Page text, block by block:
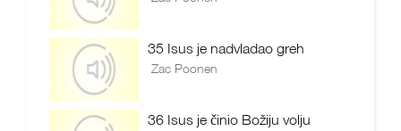
35 Isus je nadvladao greh
Zac Poonen
36 Isus je činio Božiju volju